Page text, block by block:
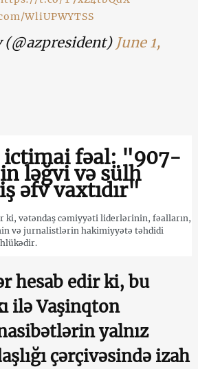
WliUPWYTSS
June 1,
ictimai fəal: "907-
ləğvi və sülh
əfv vaxtıdır"
ki, vətəndaş cəmiyyəti liderlərinin, fəalların,
və jurnalistlərin hakimiyyətə təhdidi
hesab edir ki, bu
ilə Vaşinqton
yalnız
çərçivəsində izah